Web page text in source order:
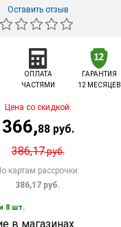
Оставить отзыв
ОПЛАТА
ЧАСТЯМИ
ГАРАНТИЯ
12 МЕСЯЦЕВ
Цена со скидкой:
366,88руб.
386,17руб.
картам рассрочки:
386,17 руб.
В корзину
шт.
8 шт.
в магазинах